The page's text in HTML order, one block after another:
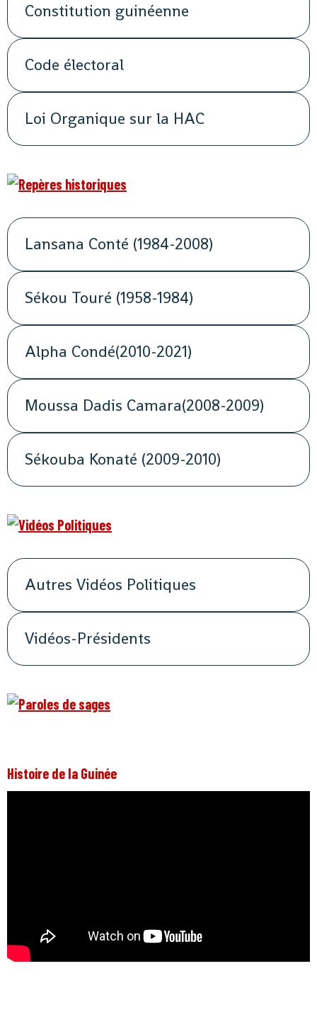
Constitution guinéenne
Code électoral
Loi Organique sur la HAC
Lansana Conté (1984-2008)
Sékou Touré (1958-1984)
Alpha Condé(2010-2021)
Moussa Dadis Camara(2008-2009)
Sékouba Konaté (2009-2010)
Autres Vidéos Politiques
Vidéos-Présidents
Histoire de la Guinée